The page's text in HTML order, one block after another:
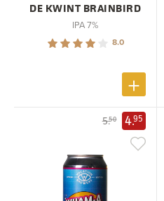
DE KWINT BRAINBIRD
IPA 7%
8.0
5.50 4.95